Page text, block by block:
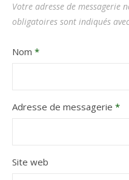
Votre adresse de messagerie
obligatoires sont indiqués
Nom *
Adresse de messagerie *
Site web